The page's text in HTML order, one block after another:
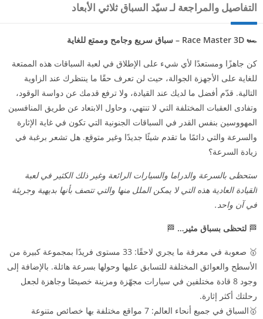
التفاصيل والمراجعة لـ سيّد السباق ثلاثي الأبعاد
🏎️ Race Master 3D – سباق سريع وجامح وممتع للغاية
كن جاهزًا ومستعدًا لأي شيء على الإطلاق في لعبة السباقات هذه الممتعة
للغاية على الأجهزة الجوالة، حيث لن تعرف حقًا ما ينتظرك عند الزاوية
التالية. قدّم أفضل ما لديك عند القيادة، ولا ترفع قدمك عن دواسة الوقود،
وتفادى العقبات المختلفة التي لا تنتهي، وحاول الابتعاد عن طريق المنافسين
المهووسين بنفس القدر في السباقات الجنونية التي تكون في غاية الإثارة
والسرعة والتي دائمًا ما تقدم شيئًا جديدًا وغير متوقع. هل تشعر برغبة في
زيادة السرعة؟
ستحظى بالسرعة والدراما والسيارات الرائعة وغير ذلك الكثير في لعبة
القيادة العادية هذه التي لا يمكن الملل منها والتي تتصف بأنها بديهية وجريئة
في آن واحد.
🏁 لتحظى بسباق مثير… 🏁
🥇 صعوبة في معرفة ما يجري لاحقًا: 33 مستوى فريدًا بمجموعة كبيرة من
الأسطح والعوائق المختلفة للتسابق عليها وحولها بسرعة هائلة. بالإضافة إلى
وجود 8 قادة مختلفين في سيارات مجهّزة ومزينة خصيصًا وجاهزة لجعل
رحلتك أكثر إثارة.
🥇السباق في جميع أنحاء العالم: 7 مواقع مختلفة بها خصائص متنوعة